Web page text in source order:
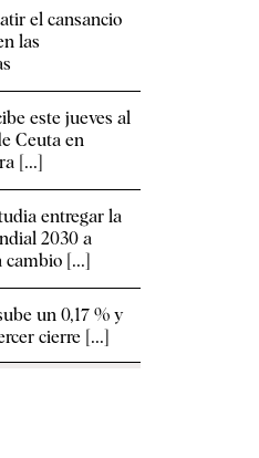
el cansancio​
las
este jueves al
Ceuta en
[...]
entregar la
2030 a
[...]
un 0,17 % y
cierre [...]